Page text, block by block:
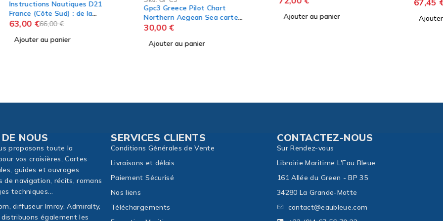
de
Gpc3 Greece Pilot Chart
Northern Aegean Sea carte
marine Eagle Ray
30,00
Ajouter au panier
Ajouter au panier Ajouter au panier
NOUS
proposons toute la
vos croisières, Cartes
guides et ouvrages
de navigation, récits, romans
techniques...
diffuseur Imray, Admiralty,
également les
SERVICES CLIENTS
Conditions Générales de Vente
Livraisons et délais
Paiement Sécurisé
Nos liens
Téléchargements
CONTACTEZ-NOUS
Sur Rendez-vous
Librairie Maritime L'Eau Bleue
161 Allée du Green - BP 35
34280 La Grande-Motte
contact@eaubleue.com